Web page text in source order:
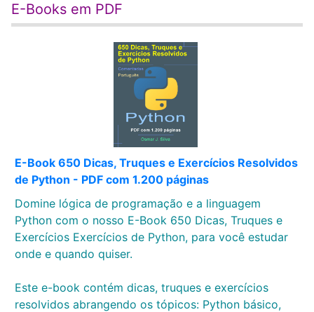
E-Books em PDF
E-Book 650 Dicas, Truques e Exercícios Resolvidos
de Python - PDF com 1.200 páginas
Domine lógica de programação e a linguagem
Python com o nosso E-Book 650 Dicas, Truques e
Exercícios Exercícios de Python, para você estudar
onde e quando quiser.
Este e-book contém dicas, truques e exercícios
resolvidos abrangendo os tópicos: Python básico,